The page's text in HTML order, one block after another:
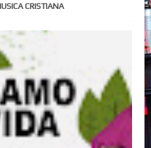
CRISTIANA